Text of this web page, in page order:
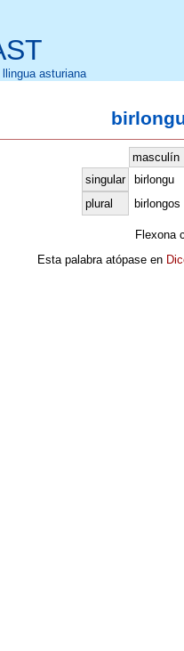
asturiana
masculín
singular
birlongu
plural
birlongos
Flexona
Esta palabra atópase en